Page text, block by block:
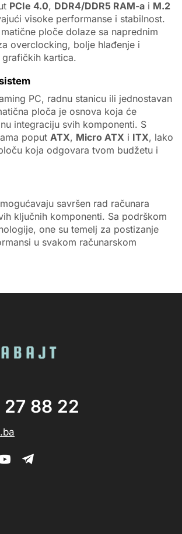
PCIe 4.0, DDR4/DDR5 RAM-a i M.2
visoke performanse i stabilnost.
ploče dolaze sa naprednim
overclocking, bolje hlađenje i
kartica.
PC, radnu stanicu ili jednostavan
ploča je osnova koja će
integraciju svih komponenti. S
poput ATX, Micro ATX i ITX, lako
koja odgovara tvom budžetu i
savršen rad računara
ključnih komponenti. Sa podrškom
one su temelj za postizanje
u svakom računarskom
88 22